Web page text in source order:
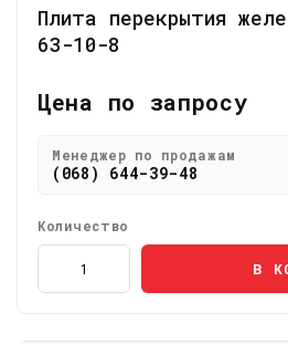
Плита перекрытия
63-10-8
Цена по запросу
Менеджер по продажам
(068) 644-39-48
Количество
В